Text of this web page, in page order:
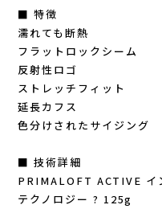
ODLO (オドロ )
OLENO(オレノ)
OMM(オリジナルマウンテン
OOFOS (ウーフォス)
■ 特徴
濡れても断熱
フラットロックシーム
反射性ロゴ
ストレッチフィット
延長カフス
色分けされたサイジング
■ 技術詳細
PRIMALOFT ACTIVE イ
テクノロジー ? 125g